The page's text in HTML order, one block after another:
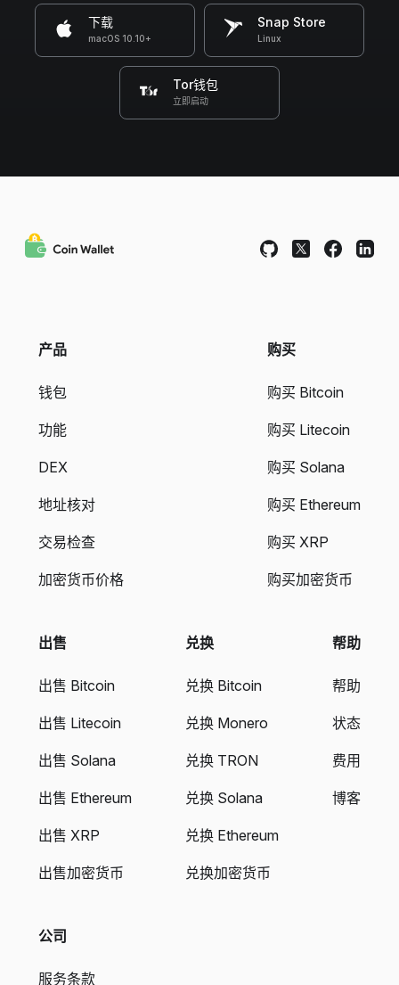
下载
macOS 10.10+
Snap Store
Linux
Tor钱包
立即启动
产品
钱包
功能
DEX
地址核对
交易检查
加密货币价格
购买
购买 Bitcoin
购买 Litecoin
购买 Solana
购买 Ethereum
购买 XRP
购买加密货币
出售
出售 Bitcoin
出售 Litecoin
出售 Solana
出售 Ethereum
出售 XRP
出售加密货币
兑换
兑换 Bitcoin
兑换 Monero
兑换 TRON
兑换 Solana
兑换 Ethereum
兑换加密货币
帮助
帮助
状态
费用
博客
公司
服务条款